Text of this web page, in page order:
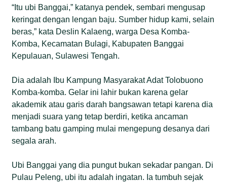
“Itu ubi Banggai,” katanya pendek, sembari mengusap
keringat dengan lengan baju. Sumber hidup kami, selain
beras,” kata Deslin Kalaeng, warga Desa Komba-
Komba, Kecamatan Bulagi, Kabupaten Banggai
Kepulauan, Sulawesi Tengah.
Dia adalah Ibu Kampung Masyarakat Adat Tolobuono
Komba-komba. Gelar ini lahir bukan karena gelar
akademik atau garis darah bangsawan tetapi karena dia
menjadi suara yang tetap berdiri, ketika ancaman
tambang batu gamping mulai mengepung desanya dari
segala arah.
Ubi Banggai yang dia pungut bukan sekadar pangan. Di
Pulau Peleng, ubi itu adalah ingatan. Ia tumbuh sejak